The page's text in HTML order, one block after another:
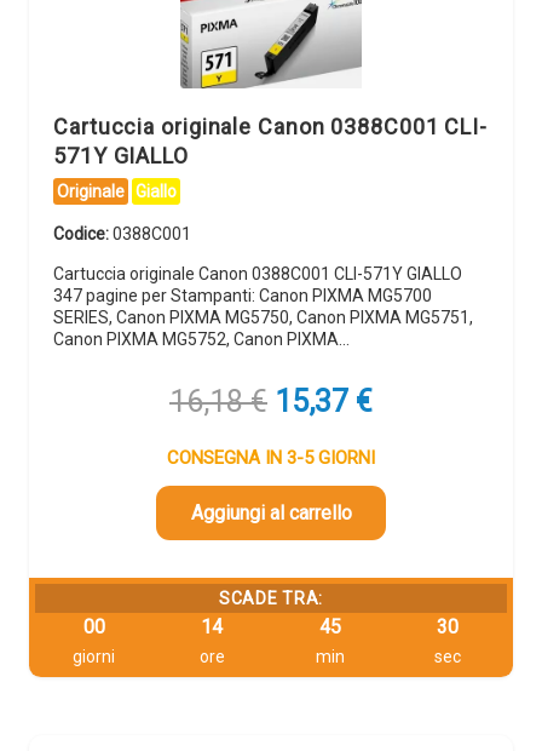
Cartuccia originale Canon 0388C001 CLI-
571Y GIALLO
Originale Giallo
Codice:0388C001
Cartuccia originale Canon 0388C001 CLI-571Y GIALLO
347 pagine per Stampanti: Canon PIXMA MG5700
SERIES, Canon PIXMA MG5750, Canon PIXMA MG5751,
Canon PIXMA MG5752, Canon PIXMA…
16,18€ Il
originale
era:
16,18 €.
15,37 €Il
attuale
è:
CONSEGNA IN 3-5 GIORNI
Aggiungi al carrello
SCADE TRA:
00
giorni
14
ore
45
min
29
sec